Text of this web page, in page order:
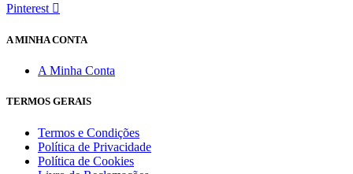
Pinterest
A MINHA CONTA
A Minha Conta
TERMOS GERAIS
Termos e Condições
Política de Privacidade
Política de Cookies